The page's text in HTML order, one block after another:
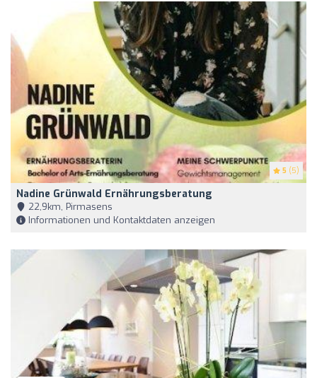
5 (5)
Nadine Grünwald Ernährungsberatung
22,9km, Pirmasens
Informationen und Kontaktdaten anzeigen